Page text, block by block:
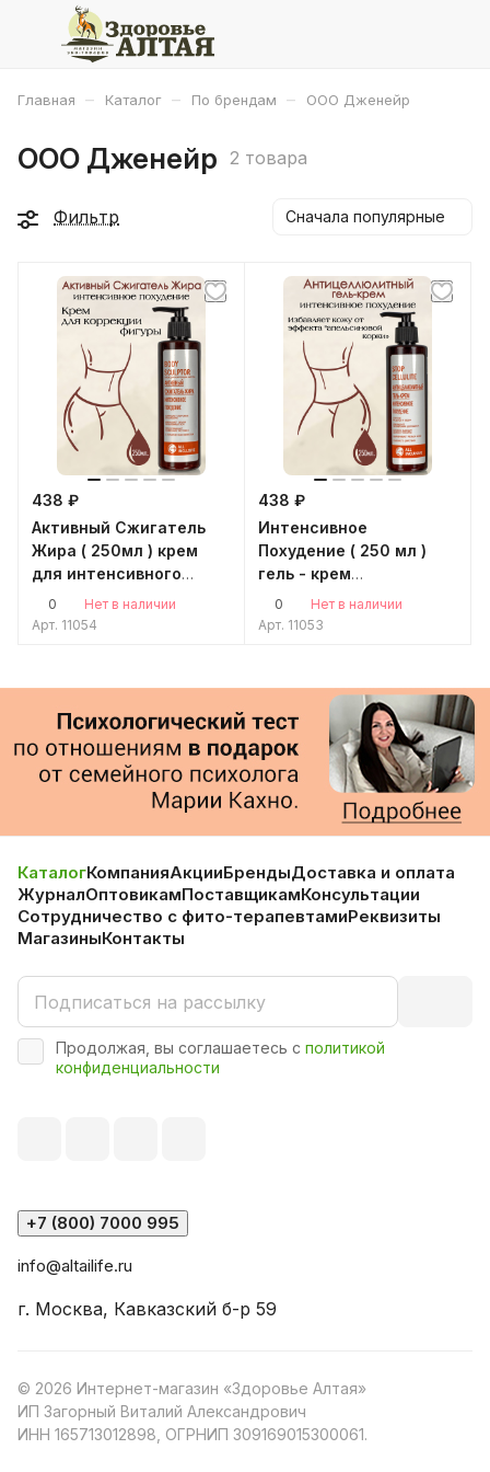
Главная – Каталог – По брендам – ООО Дженейр
ООО Дженейр 2 товара
Фильтр Сначала популярные
438 ₽
Активный Сжигатель
Жира ( 250мл ) крем
для интенсивного
похудения
0
Нет в наличии
Арт. 11054
438 ₽
Интенсивное
Похудение ( 250 мл )
гель - крем
антицеллюлитный
0
Нет в наличии
Арт. 11053
КаталогКомпанияАкцииБрендыДоставка и оплата
ЖурналОптовикамПоставщикамКонсультации
Сотрудничество с фито-терапевтамиРеквизиты
МагазиныКонтакты
Продолжая, вы соглашаетесь с политикой
конфиденциальности
+7 (800) 7000 995
info@altailife.ru
г. Москва, Кавказский б-р 59
© 2026 Интернет-магазин «Здоровье Алтая»
ИП Загорный Виталий Александрович
ИНН 165713012898, ОГРНИП 309169015300061.